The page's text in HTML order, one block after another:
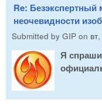
Re: Безэкспертный
неочевидности
Submitted by GIP on
Я